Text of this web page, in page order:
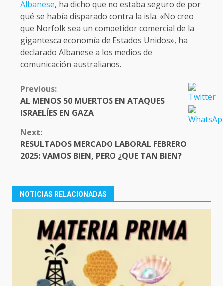
Albanese, ha dicho que no estaba seguro de por
qué se había disparado contra la isla. «No creo
que Norfolk sea un competidor comercial de la
gigantesca economía de Estados Unidos», ha
declarado Albanese a los medios de
comunicación australianos.
CONTINUE
READING
Previous:
AL MENOS 50 MUERTOS EN ATAQUES
ISRAELÍES EN GAZA
Next:
RESULTADOS MERCADO LABORAL FEBRERO
2025: VAMOS BIEN, PERO ¿QUE TAN BIEN?
NOTICIAS RELACIONADAS